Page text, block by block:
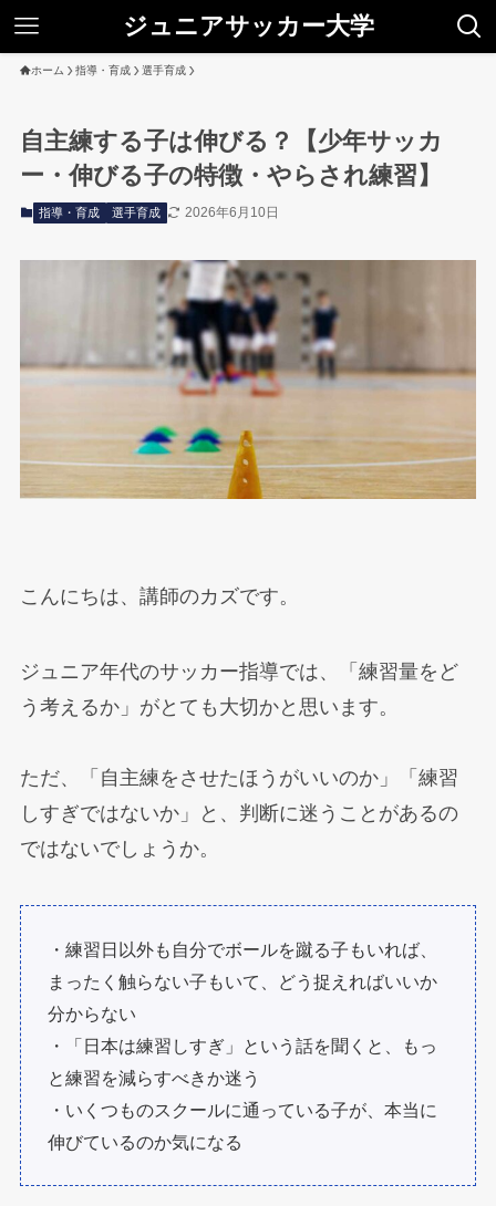
ジュニアサッカー大学
ホーム 指導・育成 選手育成
自主練する子は伸びる？【少年サッカ
ー・伸びる子の特徴・やらされ練習】
指導・育成 選手育成 2026年6月10日
こんにちは、講師のカズです。
ジュニア年代のサッカー指導では、「練習量をど
う考えるか」がとても大切かと思います。
ただ、「自主練をさせたほうがいいのか」「練習
しすぎではないか」と、判断に迷うことがあるの
ではないでしょうか。
・練習日以外も自分でボールを蹴る子もいれば、
まったく触らない子もいて、どう捉えればいいか
分からない
・「日本は練習しすぎ」という話を聞くと、もっ
と練習を減らすべきか迷う
・いくつものスクールに通っている子が、本当に
伸びているのか気になる